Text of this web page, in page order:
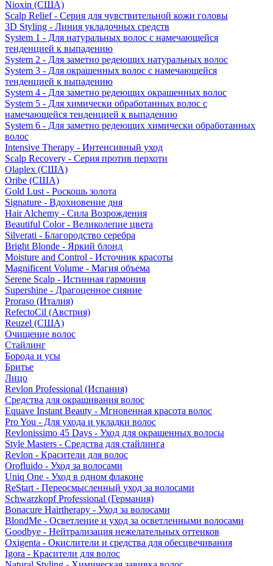
Nioxin (США)
Scalp Relief - Серия для чувствительной кожи головы
3D Styling - Линия укладочных средств
System 1 - Для натуральных волос с намечающейся
тенденцией к выпадению
System 2 - Для заметно редеющих натуральных волос
System 3 - Для окрашенных волос с намечающейся
тенденцией к выпадению
System 4 - Для заметно редеющих окрашенных волос
System 5 - Для химически обработанных волос с
намечающейся тенденцией к выпадению
System 6 - Для заметно редеющих химически обработанных
волос
Intensive Therapy - Интенсивный уход
Scalp Recovery - Серия против перхоти
Olaplex (США)
Oribe (США)
Gold Lust - Роскошь золота
Signature - Вдохновение дня
Hair Alchemy - Сила Возрождения
Beautiful Color - Великолепие цвета
Silverati - Благородство серебра
Bright Blonde - Яркий блонд
Moisture and Control - Источник красоты
Magnificent Volume - Магия объема
Serene Scalp - Истинная гармония
Supershine - Драгоценное сияние
Proraso (Италия)
RefectoCil (Австрия)
Reuzel (США)
Очищение волос
Стайлинг
Борода и усы
Бритье
Лицо
Revlon Professional (Испания)
Средства для окрашивания волос
Equave Instant Beauty - Мгновенная красота волос
Pro You - Для ухода и укладки волос
Revlonissimo 45 Days - Уход для окрашенных волосы
Style Masters - Средства для стайлинга
Revlon - Красители для волос
Orofluido - Уход за волосами
Uniq One - Уход в одном флаконе
ReStart - Переосмысленный уход за волосами
Schwarzkopf Professional (Германия)
Bonacure Hairtherapy - Уход за волосами
BlondMe - Осветление и уход за осветленными волосами
Goodbye - Нейтрализация нежелательных оттенков
Oxigenta - Окислители и средства для обесцвечивания
Igora - Красители для волос